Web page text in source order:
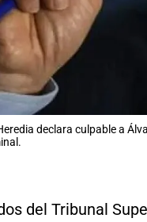
declara culpable a
del Tribunal